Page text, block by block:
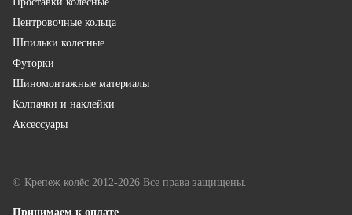
Центровочные кольца
Шпильки колесные
Футорки
Шиномонтажные материалы
Колпачки и наклейки
Аксессуары
© Крепеж колёс 2012-2026 Все права защищены.
Принимаем к оплате